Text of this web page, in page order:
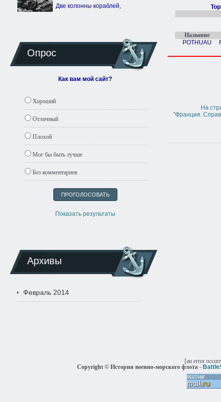
Две колонны кораблей,
Опрос
Как вам мой сайт?
Хороший
Отличный
Плохой
Мог бы быть лучше
Без комментариев
Показать результаты
Архивы
Февраль 2014
Название
POTHUAU
На
"Франция.
[an error
Copyright © История военно-морского флота -